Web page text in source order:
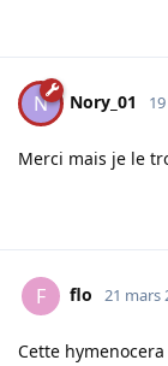
N Nory_01
Merci mais je le
F flo 21 mars
Cette